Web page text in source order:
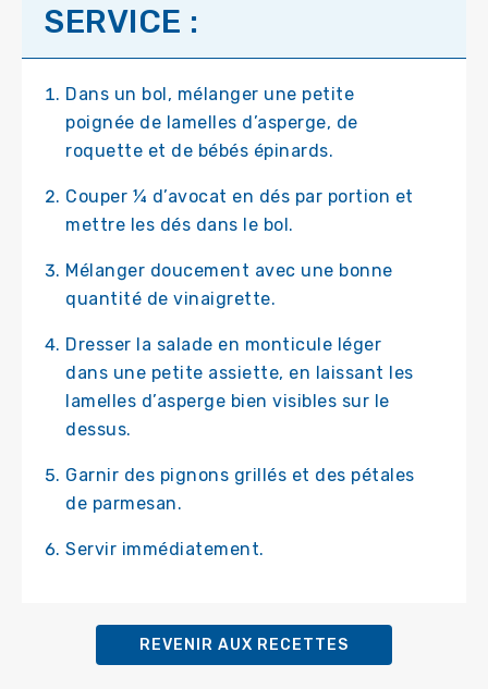
SERVICE :
Dans un bol, mélanger une petite
poignée de lamelles d’asperge, de
roquette et de bébés épinards.
Couper ¼ d’avocat en dés par portion et
mettre les dés dans le bol.
Mélanger doucement avec une bonne
quantité de vinaigrette.
Dresser la salade en monticule léger
dans une petite assiette, en laissant les
lamelles d’asperge bien visibles sur le
dessus.
Garnir des pignons grillés et des pétales
de parmesan.
Servir immédiatement.
REVENIR AUX RECETTES